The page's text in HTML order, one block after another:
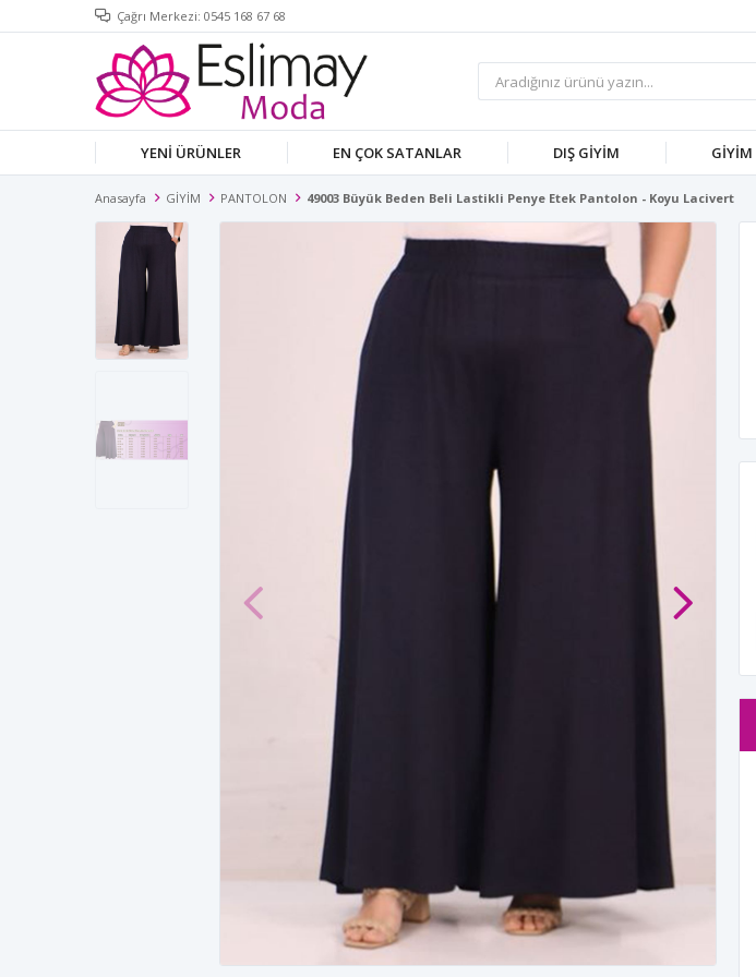
Çağrı Merkezi: 0545 168 67 68
YENİ ÜRÜNLER EN ÇOK SATANLAR DIŞ GİYİM GİYİM
Anasayfa GİYİM PANTOLON 49003 Büyük Beden Beli Lastikli Penye Etek Pantolon - Koyu Lacivert